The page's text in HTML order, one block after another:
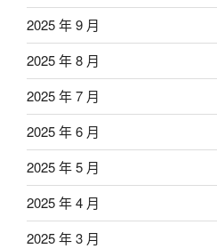
2025 年 9 月
2025 年 8 月
2025 年 7 月
2025 年 6 月
2025 年 5 月
2025 年 4 月
2025 年 3 月